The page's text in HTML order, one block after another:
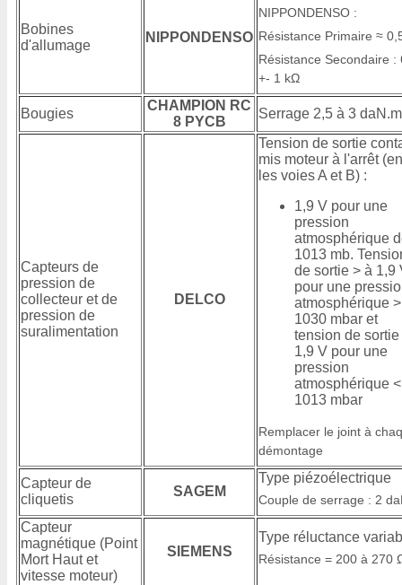
Bobines
d'allumage
NIPPONDENSO
NIPPONDENSO :
Résistance Primaire ≈
Résistance Secondaire :
+- 1 kΩ
Bougies
CHAMPION RC
8 PYCB
Serrage 2,5 à 3 daN.m
Capteurs de
pression de
collecteur et de
pression de
suralimentation
DELCO
Tension de sortie
mis moteur à l'arrêt
les voies A et B) :
1,9 V pour une
pression
atmosphérique
1013 mb.
de sortie > à 1,9
pour une
atmosphérique
1030 mbar et
tension de sortie
1,9 V pour une
pression
atmosphérique
1013 mbar
Remplacer le joint à
démontage
Capteur de
cliquetis
SAGEM
Type piézoélectrique
Couple de serrage : 2
Capteur
magnétique (Point
Mort Haut et
vitesse moteur)
SIEMENS
Type réluctance
Résistance = 200 à 270